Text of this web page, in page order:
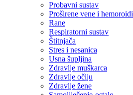
Probavni sustav
Proširene vene i hemoroidi
Rane
Respiratorni sustav
Štitnjača
Stres i nesanica
Usna šupljina
Zdravlje muškarca
Zdravlje očiju
Zdravlje žene